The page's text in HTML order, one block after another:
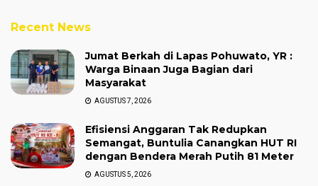
Recent News
Jumat Berkah di Lapas Pohuwato, YR :
Warga Binaan Juga Bagian dari
Masyarakat
AGUSTUS 7, 2026
Efisiensi Anggaran Tak Redupkan
Semangat, Buntulia Canangkan HUT RI
dengan Bendera Merah Putih 81 Meter
AGUSTUS 5, 2026